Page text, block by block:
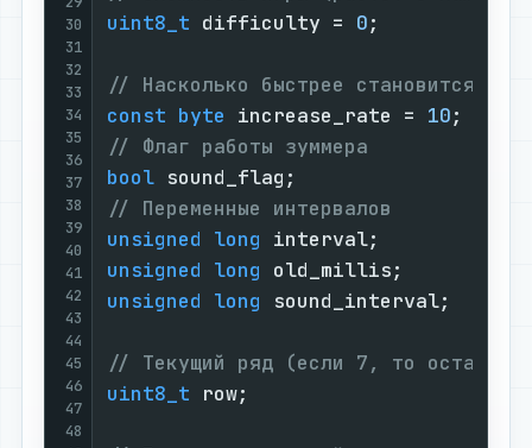
30
31
32
33
34
35
36
37
38
39
40
41
42
43
44
45
46
47
48
uint8_t difficulty = 0;
// Насколько быстрее становится
const byte increase_rate = 10
// Флаг работы зуммера
bool
// Переменные интервалов
unsigned long
unsigned long
unsigned long sound_interval;
// Текущий ряд (если 7, то
uint8_t row;